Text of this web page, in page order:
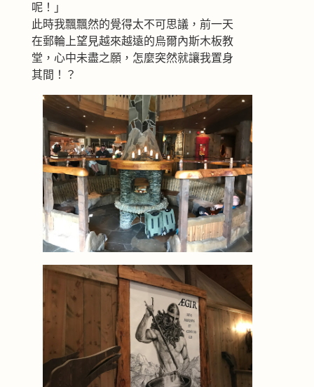
呢！」
此時我飄飄然的覺得太不可思議，前一天
在郵輪上望見越來越遠的烏爾內斯木板教
堂，心中未盡之願，怎麼突然就讓我置身
其間！？